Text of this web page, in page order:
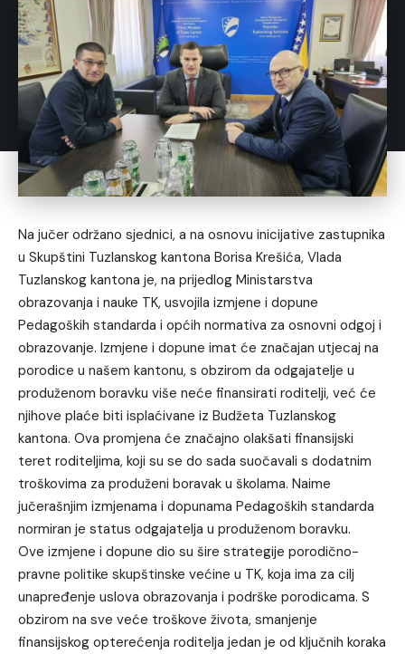
Na jučer održano sjednici, a na osnovu inicijative zastupnika
u Skupštini Tuzlanskog kantona Borisa Krešića, Vlada
Tuzlanskog kantona je, na prijedlog Ministarstva
obrazovanja i nauke TK, usvojila izmjene i dopune
Pedagoških standarda i općih normativa za osnovni odgoj i
obrazovanje. Izmjene i dopune imat će značajan utjecaj na
porodice u našem kantonu, s obzirom da odgajatelje u
produženom boravku više neće finansirati roditelji, već će
njihove plaće biti isplaćivane iz Budžeta Tuzlanskog
kantona. Ova promjena će značajno olakšati finansijski
teret roditeljima, koji su se do sada suočavali s dodatnim
troškovima za produženi boravak u školama. Naime
jučerašnjim izmjenama i dopunama Pedagoških standarda
normiran je status odgajatelja u produženom boravku.
Ove izmjene i dopune dio su šire strategije porodično-
pravne politike skupštinske većine u TK, koja ima za cilj
unapređenje uslova obrazovanja i podrške porodicama. S
obzirom na sve veće troškove života, smanjenje
finansijskog opterećenja roditelja jedan je od ključnih koraka